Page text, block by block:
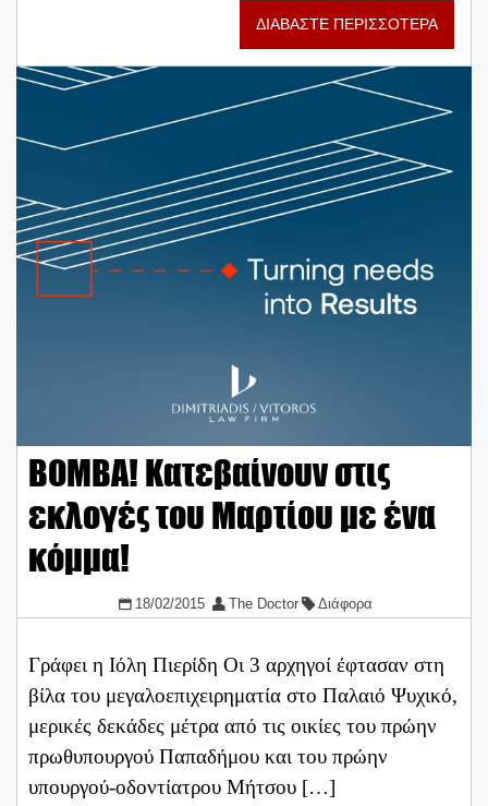
ΔΙΑΒΑΣΤΕ ΠΕΡΙΣΣΟΤΕΡΑ
ΒΟΜΒΑ! Κατεβαίνουν στις
εκλογές του Μαρτίου με ένα
κόμμα!
18/02/2015 The Doctor Διάφορα
Γράφει η Ιόλη Πιερίδη Οι 3 αρχηγοί έφτασαν στη
βίλα του μεγαλοεπιχειρηματία στο Παλαιό Ψυχικό,
μερικές δεκάδες μέτρα από τις οικίες του πρώην
πρωθυπουργού Παπαδήμου και του πρώην
υπουργού-οδοντίατρου Μήτσου […]